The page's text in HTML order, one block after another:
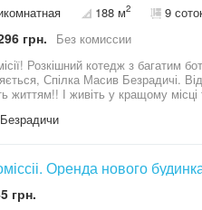
188 м2 9
грн.
Без комиссии
Розкішний котедж з багатим ботанічним садом та
Спілка Масив Безрадичі. Відмінна
І живіть у кращому місці та комфорті!! *Авторський проект! Котедж –
інформації з метою
Без коміссіі. Оренда
грн.